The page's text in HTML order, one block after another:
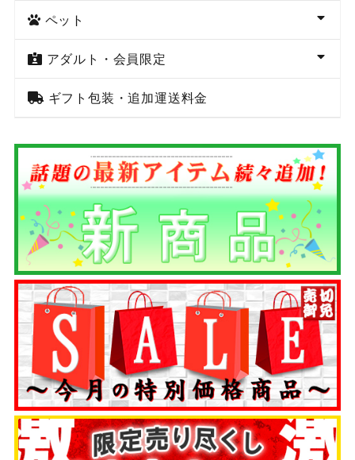
ペット
アダルト・会員限定
ギフト包装・追加運送料金